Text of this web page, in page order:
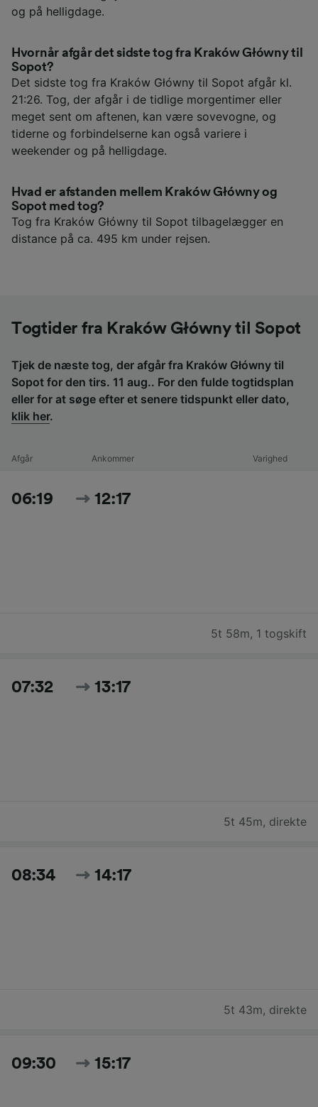
og på helligdage.
Hvornår afgår det sidste tog fra Kraków Główny til
Sopot?
Det sidste tog fra Kraków Główny til Sopot afgår kl.
21:26. Tog, der afgår i de tidlige morgentimer eller
meget sent om aftenen, kan være sovevogne, og
tiderne og forbindelserne kan også variere i
weekender og på helligdage.
Hvad er afstanden mellem Kraków Główny og
Sopot med tog?
Tog fra Kraków Główny til Sopot tilbagelægger en
distance på ca. 495 km under rejsen.
Togtider fra Kraków Główny til Sopot
Tjek de næste tog, der afgår fra Kraków Główny til
Sopot for den tirs. 11 aug.. For den fulde togtidsplan
eller for at søge efter et senere tidspunkt eller dato,
klik her.
Afgår Ankommer Varighed
06:19 12:17
5t 58m, 1 togskift
07:32 13:17
5t 45m, direkte
08:34 14:17
5t 43m, direkte
09:30 15:17